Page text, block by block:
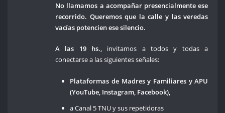
No llamamos a acompañar presencialmente ese
recorrido. Queremos que la calle y las veredas
vacías potencien ese silencio.
A las 19 hs., invitamos a todos y todas a
conectarse a las siguientes señales:
Plataformas de Madres y Familiares y APU
(YouTube, Instagram, Facebook),
a Canal 5 TNU y sus repetidoras